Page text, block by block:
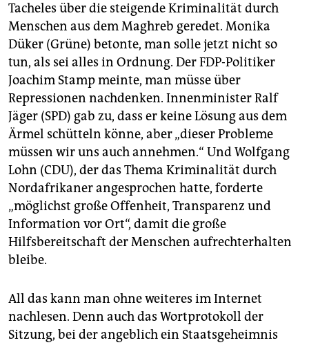
Tacheles über die steigende Kriminalität durch
Menschen aus dem Maghreb geredet. Monika
Düker (Grüne) betonte, man solle jetzt nicht so
tun, als sei alles in Ordnung. Der FDP-Politiker
Joachim Stamp meinte, man müsse über
Repressionen nachdenken. Innenminister Ralf
Jäger (SPD) gab zu, dass er keine Lösung aus dem
Ärmel schütteln könne, aber „dieser Probleme
müssen wir uns auch annehmen.“ Und Wolfgang
Lohn (CDU), der das Thema Kriminalität durch
Nordafrikaner angesprochen hatte, forderte
„möglichst große Offenheit, Transparenz und
Information vor Ort“, damit die große
Hilfsbereitschaft der Menschen aufrechterhalten
bleibe.
All das kann man ohne weiteres im Internet
nachlesen. Denn auch das Wortprotokoll der
Sitzung, bei der angeblich ein Staatsgeheimnis